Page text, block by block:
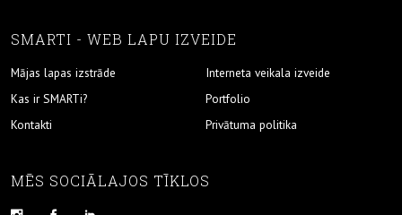
SMARTI - WEB LAPU IZVEIDE
Mājas lapas izstrāde
Interneta veikala izveide
Kas ir SMARTi?
Portfolio
Kontakti
Privātuma politika
MĒS SOCIĀLAJOS TĪKLOS